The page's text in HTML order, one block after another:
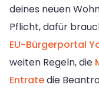
deines neuen
Pflicht, dafür
EU-Bürgerportal
weiten Regeln, die
Entratedie